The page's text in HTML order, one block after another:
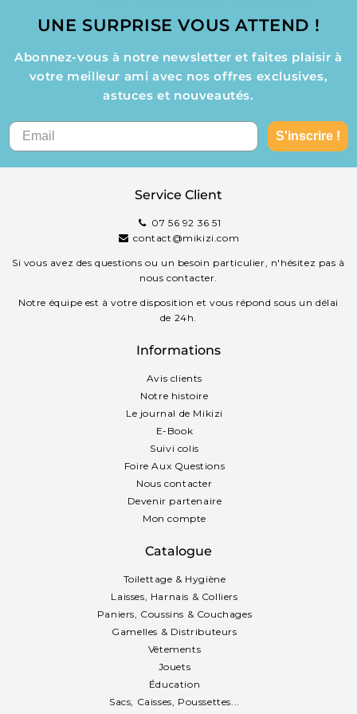
UNE SURPRISE VOUS ATTEND !
Abonnez-vous à notre newsletter et faites plaisir à
votre meilleur ami avec nos offres exclusives,
astuces et nouveautés.
S'inscrire !
Service Client
07 56 92 36 51
contact@mikizi.com
Si vous avez des questions ou un besoin particulier, n'hésitez pas à
nous contacter.
Notre équipe est à votre disposition et vous répond sous un délai
de 24h.
Informations
Avis clients
Notre histoire
Le journal de Mikizi
E-Book
Suivi colis
Foire Aux Questions
Nous contacter
Devenir partenaire
Mon compte
Catalogue
Toilettage & Hygiène
Laisses, Harnais & Colliers
Paniers, Coussins & Couchages
Gamelles & Distributeurs
Vêtements
Jouets
Éducation
Sacs, Caisses, Poussettes...